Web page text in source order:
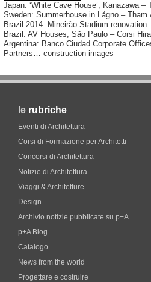
Japan: ‘White Cave House’, Kanazawa –
Sweden: Summerhouse in Lågno – Tham
Brazil 2014: Mineirão Stadium renovation
Brazil: AV Houses, São Paulo – Corsi
Argentina: Banco Ciudad Corporate
Partners… construction images
le rubriche
Eventi di Architettura
Corsi di Formazione per Architetti
Concorsi di Architettura
Notizie di Architettura
Viaggi & Architetture
Design
Archivio notizie pubblicate su p+A
p+A Blog
Catalogo
News from the world
Progettare e costruire